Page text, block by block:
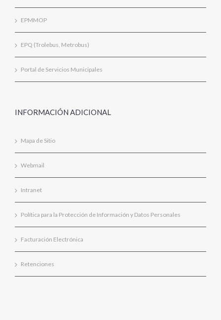
EPMMOP
EPQ (Trolebus, Metrobus)
Portal de Servicios Municipales
INFORMACIÓN ADICIONAL
Mapa de Sitio
Webmail
Intranet
Política para la Protección de Información y Datos Personales
Facturación Electrónica
Retenciones